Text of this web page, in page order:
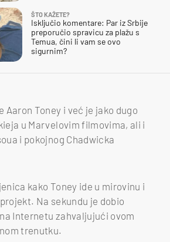
ŠTO KAŽETE?
Isključio komentare: Par iz Srbije
preporučio spravicu za plažu s
Temua, čini li vam se ovo
sigurnim?
Aaron Toney i već je jako dugo
u Marvelovim filmovima, ali i
i pokojnog Chadwicka
kako Toney ide u mirovinu i
Na sekundu je dobio
Internetu zahvaljujući ovom
trenutku.